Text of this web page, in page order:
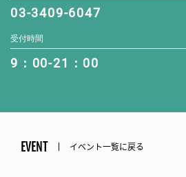
03-3409-6047
受付時間
9：00-21：00
EVENT イベント一覧に戻る